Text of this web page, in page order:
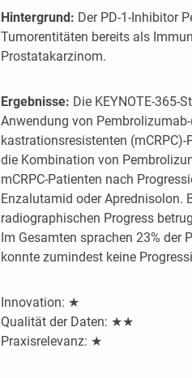
Hintergrund: Der PD-1-Inhibitor
Tumorentitäten bereits als
Prostatakarzinom.
Ergebnisse: Die KEYNOTE-365-
Anwendung von
kastrationsresistenten
die Kombination von
mCRPC-Patienten nach
Enzalutamid oder Aprednisolon.
radiographischen Progress
Im Gesamten sprachen 23% der
konnte zumindest keine
Innovation: ★
Qualität der Daten: ★★
Praxisrelevanz: ★